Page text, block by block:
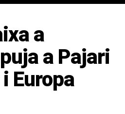
a
a Pajari
Europa